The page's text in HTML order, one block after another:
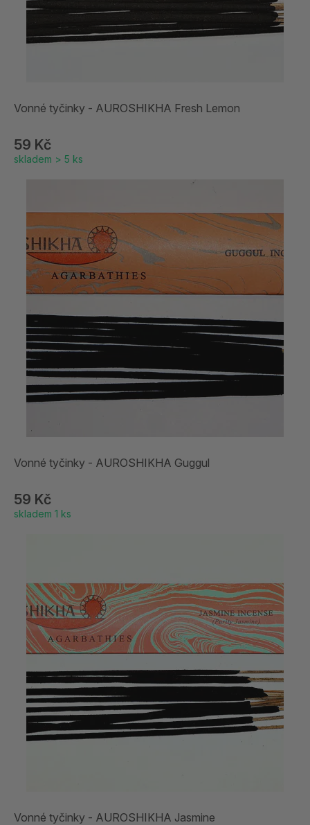
Vonné tyčinky - AUROSHIKHA Fresh Lemon
59 Kč
skladem > 5 ks
Vonné tyčinky - AUROSHIKHA Guggul
59 Kč
skladem 1 ks
Vonné tyčinky - AUROSHIKHA Jasmine